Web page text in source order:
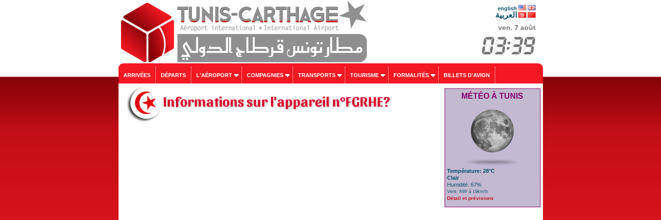
english
العربية
ven. 7 août
ARRIVÉES DÉPARTS L'AÉROPORT COMPAGNIES TRANSPORTS TOURISME FORMALITÉS BILLETS D'AVION
Informations sur l'appareil n°FGRHE? MÉTÉO À TUNIS
Température: 28°C
Clair
Humidité: 67%
Vent: NW à 19km/h
Détail et prévisions